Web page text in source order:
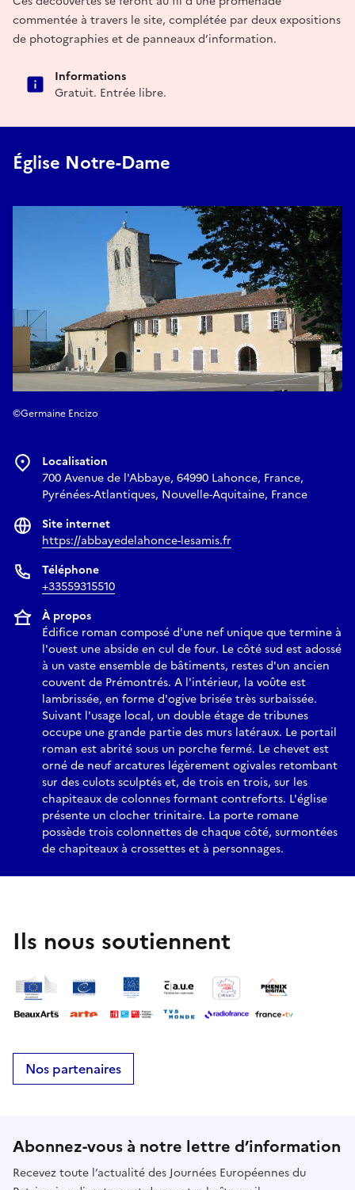
commentée à travers le site, complétée par deux expositions
de photographies et de panneaux d’information.
Informations
Gratuit. Entrée libre.
Église Notre-Dame
©Germaine Encizo
Localisation
700 Avenue de l'Abbaye, 64990 Lahonce, France,
Pyrénées-Atlantiques, Nouvelle-Aquitaine, France
Site internet
https://abbayedelahonce-lesamis.fr
Téléphone
+33559315510
À propos
Édifice roman composé d'une nef unique que termine à
l'ouest une abside en cul de four. Le côté sud est adossé
à un vaste ensemble de bâtiments, restes d'un ancien
couvent de Prémontrés. A l'intérieur, la voûte est
lambrissée, en forme d'ogive brisée très surbaissée.
Suivant l'usage local, un double étage de tribunes
occupe une grande partie des murs latéraux. Le portail
roman est abrité sous un porche fermé. Le chevet est
orné de neuf arcatures légèrement ogivales retombant
sur des culots sculptés et, de trois en trois, sur les
chapiteaux de colonnes formant contreforts. L'église
présente un clocher trinitaire. La porte romane
possède trois colonnettes de chaque côté, surmontées
de chapiteaux à crossettes et à personnages.
Ils nous soutiennent
Nos partenaires
Abonnez-vous à notre lettre d’information
Recevez toute l’actualité des Journées Européennes du